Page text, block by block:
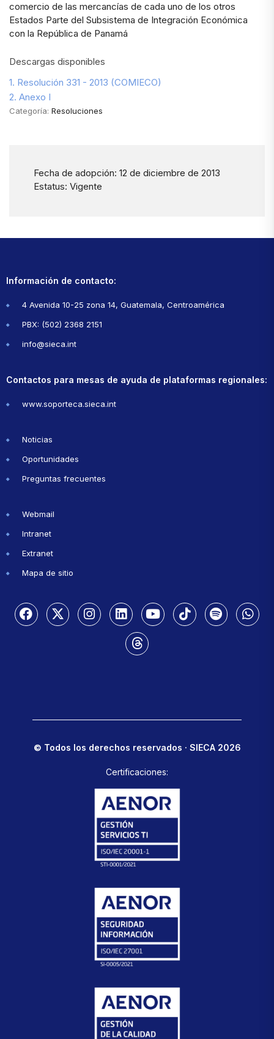
comercio de las mercancías de cada uno de los otros
Estados Parte del Subsistema de Integración Económica
con la República de Panamá
Descargas disponibles
1. Resolución 331 - 2013 (COMIECO)
2. Anexo I
Categoría: Resoluciones
Fecha de adopción: 12 de diciembre de 2013
Estatus: Vigente
Información de contacto:
4 Avenida 10-25 zona 14, Guatemala, Centroamérica
PBX: (502) 2368 2151
info@sieca.int
Contactos para mesas de ayuda de plataformas regionales:
www.soporteca.sieca.int
Noticias
Oportunidades
Preguntas frecuentes
Webmail
Intranet
Extranet
Mapa de sitio
© Todos los derechos reservados · SIECA 2026
Certificaciones: